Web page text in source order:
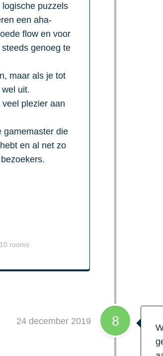
puzzels
een aha-
flow en voor
genoeg te
maar als je tot
uit.
plezier aan
gamemaster die
en al net zo
rooms
8
24 december 2019